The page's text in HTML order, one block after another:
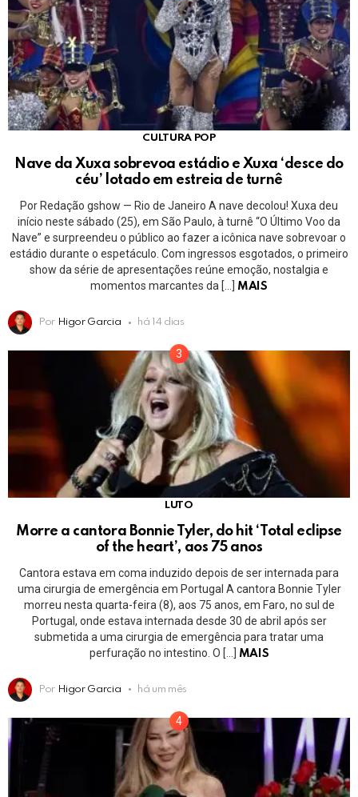
CULTURA POP
Nave da Xuxa sobrevoa estádio e Xuxa ‘desce do
céu’ lotado em estreia de turnê
Por Redação gshow — Rio de Janeiro A nave decolou! Xuxa deu
início neste sábado (25), em São Paulo, à turnê “O Último Voo da
Nave” e surpreendeu o público ao fazer a icônica nave sobrevoar o
estádio durante o espetáculo. Com ingressos esgotados, o primeiro
show da série de apresentações reúne emoção, nostalgia e
momentos marcantes da […]
MAIS
Por Higor Garcia há 14 dias
LUTO
Morre a cantora Bonnie Tyler, do hit ‘Total eclipse
of the heart’, aos 75 anos
Cantora estava em coma induzido depois de ser internada para
uma cirurgia de emergência em Portugal A cantora Bonnie Tyler
morreu nesta quarta-feira (8), aos 75 anos, em Faro, no sul de
Portugal, onde estava internada desde 30 de abril após ser
submetida a uma cirurgia de emergência para tratar uma
perfuração no intestino. O […] MAIS
Por Higor Garcia há um mês